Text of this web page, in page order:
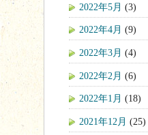
2022年5月 (3)
2022年4月 (9)
2022年3月 (4)
2022年2月 (6)
2022年1月 (18)
2021年12月 (25)